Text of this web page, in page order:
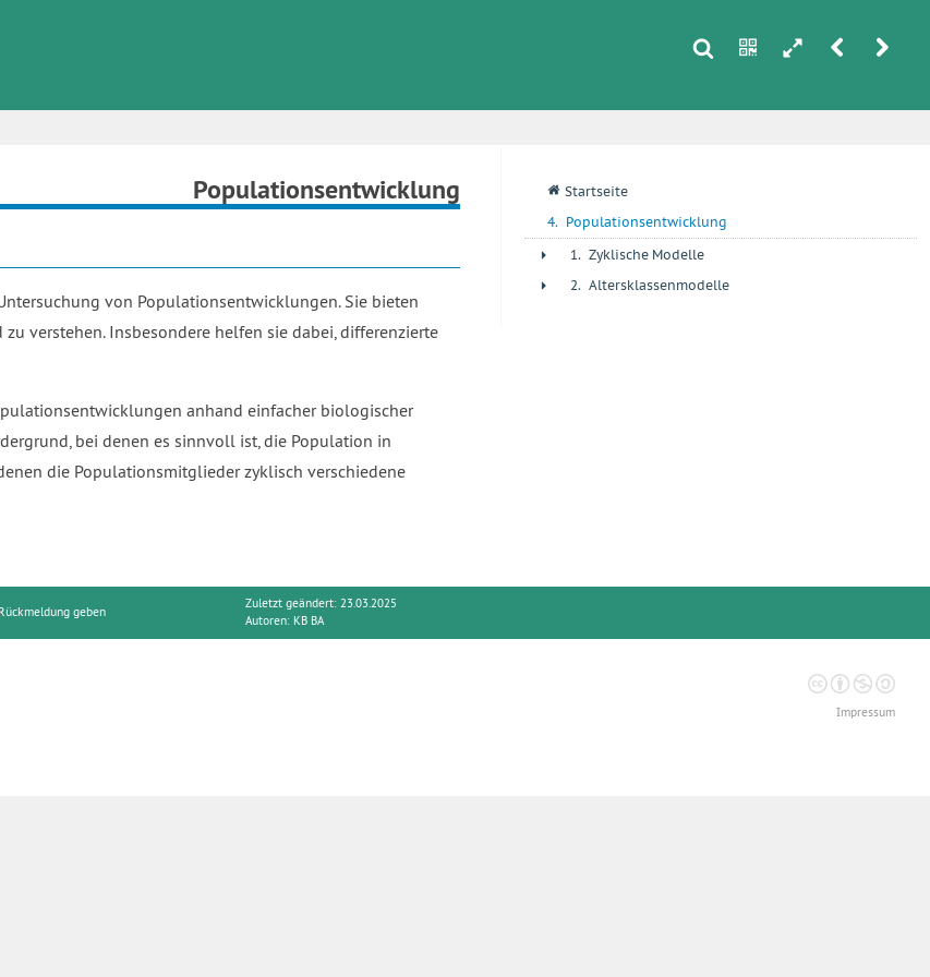
s n h r u
Populationsentwicklung
von Populationsentwicklungen. Sie bieten
verstehen. Insbesondere helfen sie dabei, differenzierte
anhand einfacher biologischer
bei denen es sinnvoll ist, die Population in
die Populationsmitglieder zyklisch verschiedene
q Startseite
4. Populationsentwicklung
+ 1. Zyklische Modelle
+ 2. Altersklassenmodelle
Rückmeldung geben
Zuletzt geändert: 23.03.2025
Autoren: KB BA
Impressum